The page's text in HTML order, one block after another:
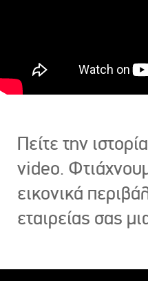
Πείτε την
video.
εικονικά
εταιρείας σας